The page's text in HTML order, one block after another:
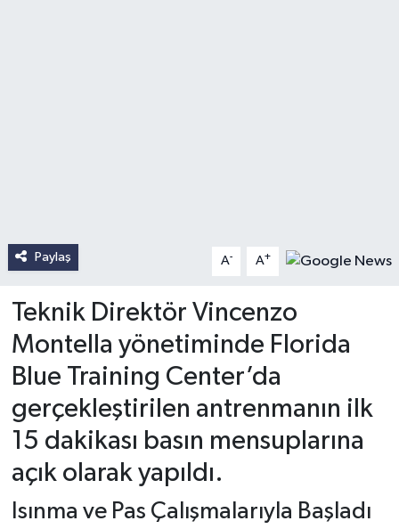
Paylaş A- A+
Teknik Direktör Vincenzo
Montella yönetiminde Florida
Blue Training Center’da
gerçekleştirilen antrenmanın ilk
15 dakikası basın mensuplarına
açık olarak yapıldı.
Isınma ve Pas Çalışmalarıyla Başladı